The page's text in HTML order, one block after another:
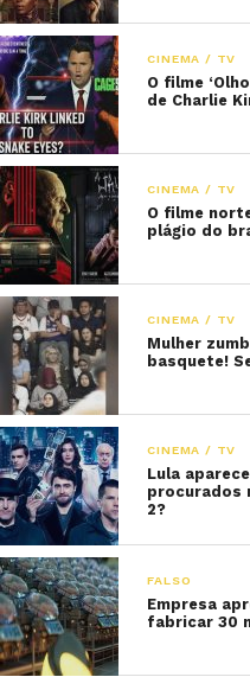
CINEMA / TV
O filme
de Charlie
CINEMA / TV
O filme
plágio do
CINEMA / TV
Mulher
basquete!
CINEMA / TV
Lula
procurados
2?
FALSO
Empresa
fabricar 30